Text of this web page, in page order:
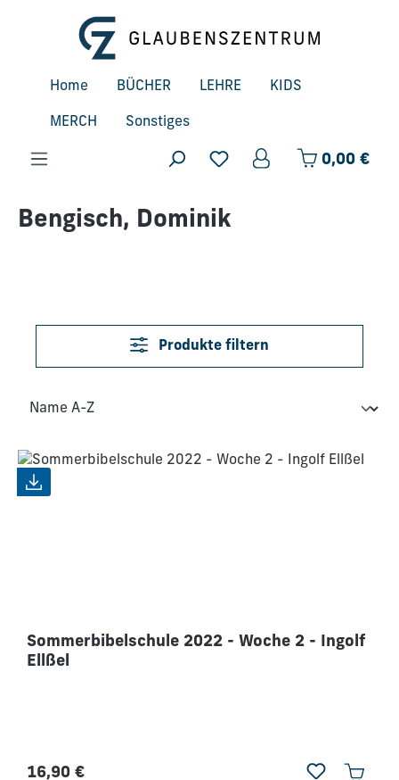
Zum Hauptinhalt springen
Home BÜCHER LEHRE KIDS
MERCH Sonstiges
0,00 €
Bengisch, Dominik
Produkte filtern
Sommerbibelschule 2022 - Woche 2 - Ingolf
Ellßel
16,90 €